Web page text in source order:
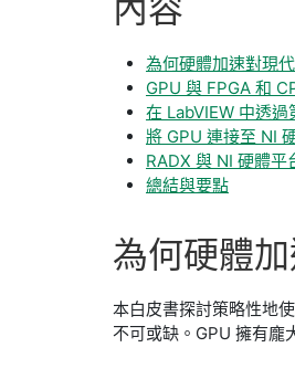
內容
為何硬體加速對現
GPU 與 FPGA 和
在 LabVIEW 中透
將 GPU 連接至 NI
RADX 與 NI 硬體平
總結與要點
為何硬體
本白皮書探討策略性地
不可或缺。GPU 擁有龐